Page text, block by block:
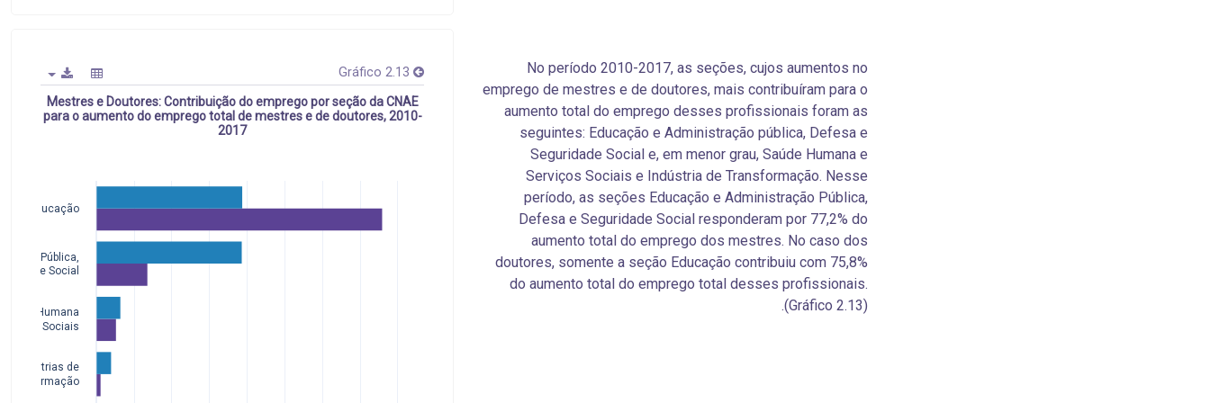
No período 2010-2017, as seções, cujos aumentos no
emprego de mestres e de doutores, mais contribuíram para o
aumento total do emprego desses profissionais foram as
seguintes: Educação e Administração pública, Defesa e
Seguridade Social e, em menor grau, Saúde Humana e
Serviços Sociais e Indústria de Transformação. Nesse
período, as seções Educação e Administração Pública,
Defesa e Seguridade Social responderam por 77,2% do
aumento total do emprego dos mestres. No caso dos
doutores, somente a seção Educação contribuiu com 75,8%
do aumento total do emprego total desses profissionais.
(Gráfico 2.13).
Gráfico 2.13
Mestres e Doutores: Contribuição do emprego por seção da CNAE
para o aumento do emprego total de mestres e de doutores, 2010-
2017
Indústrias de
Transformação
Saúde Humana
Sociais
Pública,
Social
Educação